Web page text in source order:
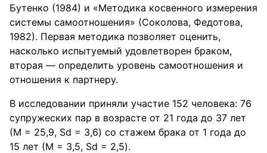
Бутенко (1984) и «Методика косвенного измерения
системы самоотношения» (Соколова, Федотова,
1982). Первая методика позволяет оценить,
насколько испытуемый удовлетворен браком,
вторая — определить уровень самоотношения и
отношения к партнеру.
В исследовании приняли участие 152 человека: 76
супружеских пар в возрасте от 21 года до 37 лет
(М = 25,9, Sd = 3,6) со стажем брака от 1 года до
15 лет (М = 3,5, Sd = 2,5).